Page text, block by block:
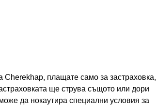
Cherekhap, плащате само за застраховка,
ще струва същото или дори
да нокаутира специални условия за